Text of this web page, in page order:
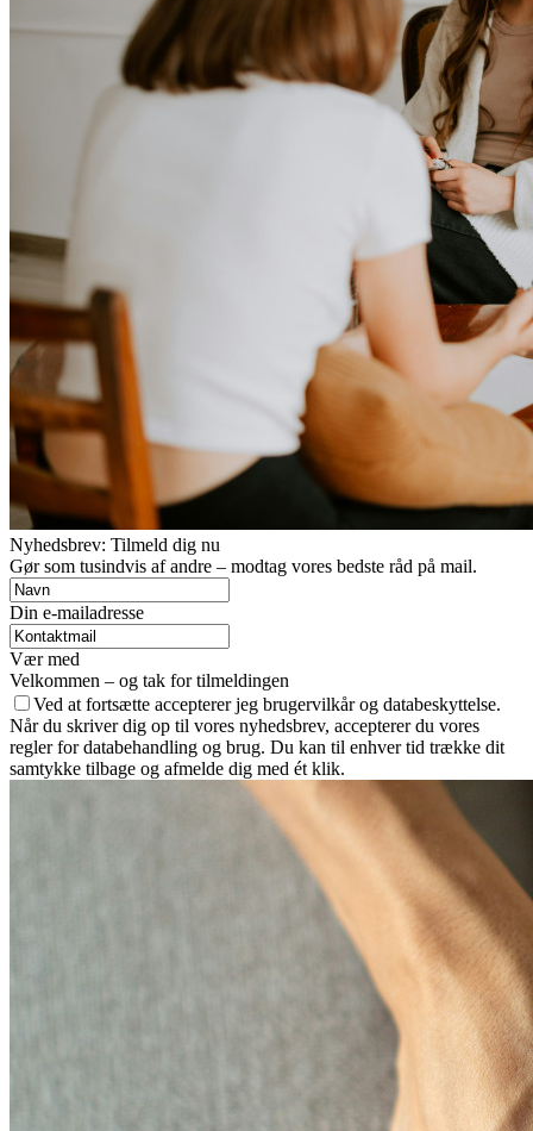
Nyhedsbrev: Tilmeld dig nu
Gør som tusindvis af andre – modtag vores bedste råd på mail.
Din e-mailadresse
Vær med
Velkommen – og tak for tilmeldingen
Ved at fortsætte accepterer jeg brugervilkår og databeskyttelse.
Når du skriver dig op til vores nyhedsbrev, accepterer du vores
regler for databehandling og brug. Du kan til enhver tid trække dit
samtykke tilbage og afmelde dig med ét klik.